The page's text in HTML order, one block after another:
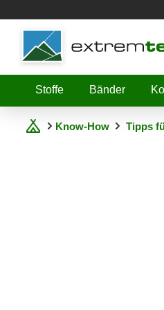
Shopware
Stoffe
Bänder
Know-How Tipps